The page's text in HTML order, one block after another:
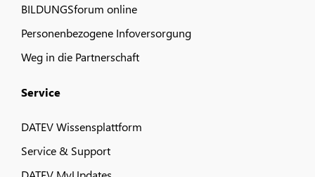
BILDUNGSforum online
Personenbezogene Infoversorgung
Weg in die Partnerschaft
Service
DATEV Wissensplattform
Service & Support